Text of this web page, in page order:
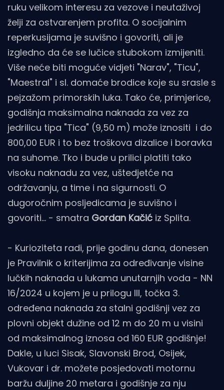
ruku velikom interesu za vezove i neutaživoj
želji za ostvarenjem profita. O socijalnim
reperkusijama je suvišno i govoriti, ali je
izgledno da će se lučice stubokom izmijeniti.
Više neće biti moguće vidjeti "Narav", "Ticu",
"Maestral" i sl. domaće brodice koje su srasle s
pejzažom primorskih luka. Tako će, primjerice,
godišnja maksimalna naknada za vez za
jedrilicu tipa "Tica" (9,50 m) može iznositi i do
800,00 EUR i to bez troškova dizalice i boravka
na suhome. Tko i bude u prilici platiti tako
visoku naknadu za vez, uštedjetće na
održavanju, a time i na sigurnosti. O
dugoročnim posljedicama je suvišno i
govoriti... - smatra Gordan Kačić iz Splita.
- Kurioziteta radi, prije godinu dana, donesen
je Pravilnik o kriterijima za određivanje visine
lučkih naknada u lukama unutarnjih voda - NN
16/2024 u kojem je u prilogu III, točka 3.
određena naknada za stalni godišnji vez za
plovni objekt dužine od 12 m do 20 m u visini
od maksimalnog iznosa od 160 EUR godišnje!
Dakle, u luci Sisak, Slavonski Brod, Osijek,
Vukovar i dr. možete posjedovati motornu
baržu duljine 20 metara i godišnje za nju